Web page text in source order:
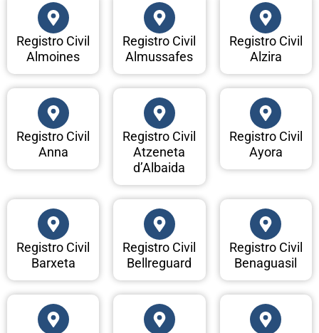
Registro Civil
Almoines
Registro Civil
Almussafes
Registro Civil
Alzira
Registro Civil
Anna
Registro Civil
Atzeneta
d’Albaida
Registro Civil
Ayora
Registro Civil
Barxeta
Registro Civil
Bellreguard
Registro Civil
Benaguasil